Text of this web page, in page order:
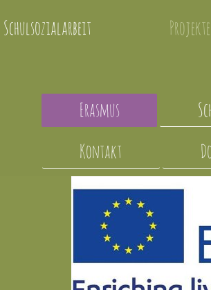
Schulsozialarbeit
Projekte
Erasmus
Kontakt